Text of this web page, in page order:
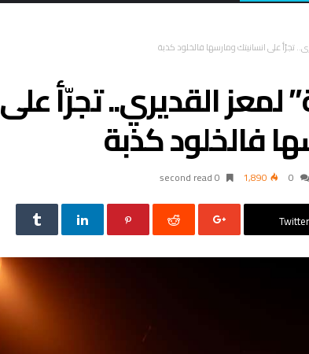
تجرّأ على انسانيتك ومارسها فالخلود كذبة
القديري.. تجرّأ على
فالخلود كذبة
1,890
0 second read
Twitter